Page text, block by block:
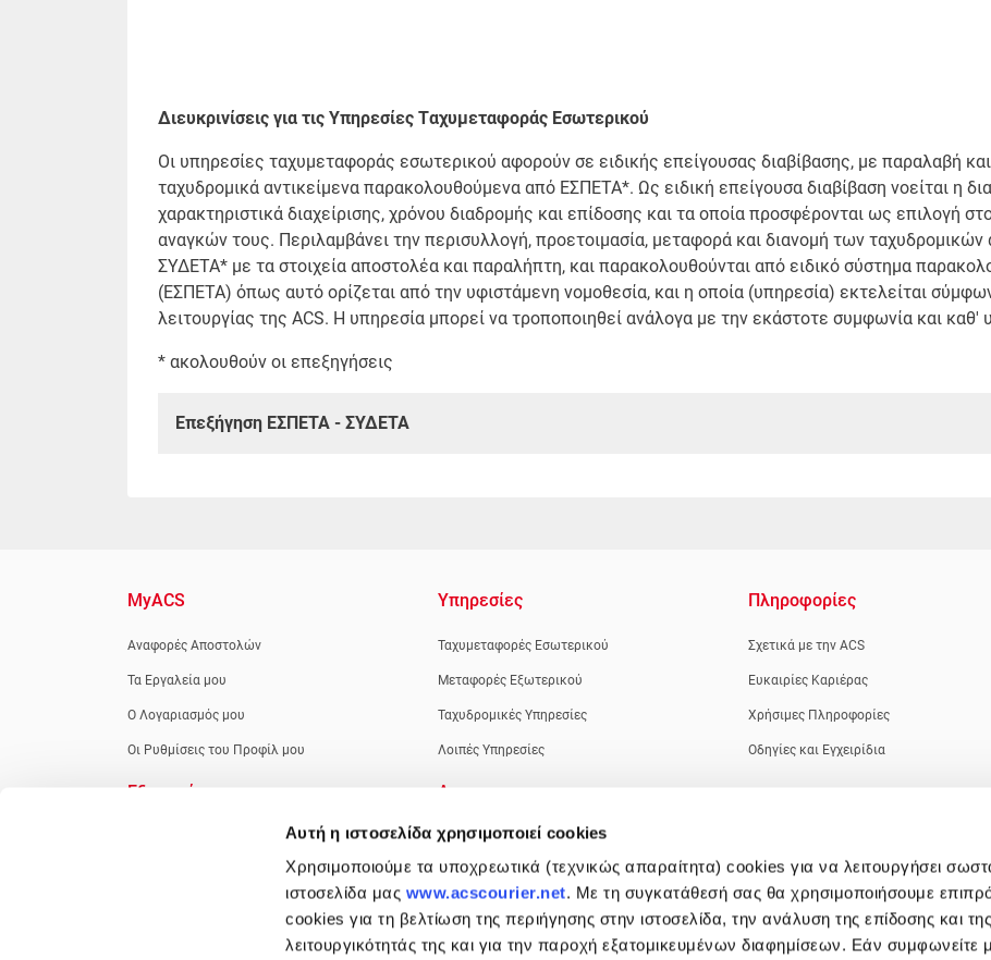
Αυτή η ιστοσελίδα χρησιμοποιεί cookies
Χρησιμοποιούμε τα υποχρεωτικά (τεχνικώς απαραίτητα) cookies για να λειτουργήσει
ιστοσελίδα μας www.acscourier.net. Με τη συγκατάθεσή σας θα χρησιμοποιήσουμε
cookies για τη βελτίωση της περιήγησης στην ιστοσελίδα, την ανάλυση της επίδοσης και της
λειτουργικότητάς της και για την παροχή εξατομικευμένων διαφημίσεων. Εάν συμφωνείτε
Διευκρινίσεις για τις Υπηρεσίες Tαχυμεταφοράς Εσωτερικού
Οι υπηρεσίες ταχυμεταφοράς εσωτερικού αφορούν σε ειδικής επείγουσας διαβίβασης, με παραλαβή
ταχυδρομικά αντικείμενα παρακολουθούμενα από ΕΣΠΕΤΑ*. Ως ειδική επείγουσα διαβίβαση νοείται η
χαρακτηριστικά διαχείρισης, χρόνου διαδρομής και επίδοσης και τα οποία προσφέρονται ως επιλογή
αναγκών τους. Περιλαμβάνει την περισυλλογή, προετοιμασία, μεταφορά και διανομή των
ΣΥΔΕΤΑ* με τα στοιχεία αποστολέα και παραλήπτη, και παρακολουθούνται από ειδικό σύστημα
(ΕΣΠΕΤΑ) όπως αυτό ορίζεται από την υφιστάμενη νομοθεσία, και η οποία (υπηρεσία) εκτελείται
λειτουργίας της ACS. Η υπηρεσία μπορεί να τροποποιηθεί ανάλογα με την εκάστοτε συμφωνία και
* ακολουθούν οι επεξηγήσεις
Επεξήγηση ΕΣΠΕΤΑ - ΣΥΔΕΤΑ
MyACS
Αναφορές Αποστολών
Τα Εργαλεία μου
Ο Λογαριασμός μου
Οι Ρυθμίσεις του Προφίλ μου
Υπηρεσίες
Ταχυμεταφορές Εσωτερικού
Μεταφορές Εξωτερικού
Ταχυδρομικές Υπηρεσίες
Λοιπές Υπηρεσίες
Πληροφορίες
Σχετικά με την ACS
Ευκαιρίες Καριέρας
Χρήσιμες Πληροφορίες
Οδηγίες και Εγχειρίδια
Εξυπηρέτηση Apps